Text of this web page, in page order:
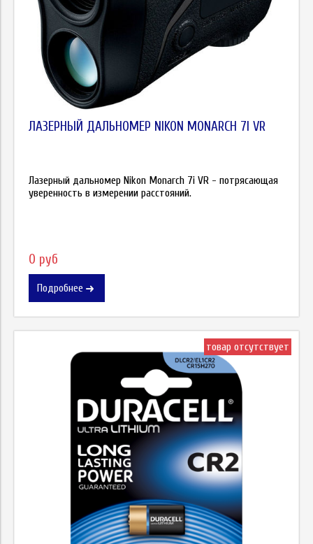
ЛАЗЕРНЫЙ ДАЛЬНОМЕР NIKON MONARCH 7I VR
Лазерный дальномер Nikon Monarch 7i VR - потрясающая
уверенность в измерении расстояний.
0 руб
Подробнее
товар отсутствует